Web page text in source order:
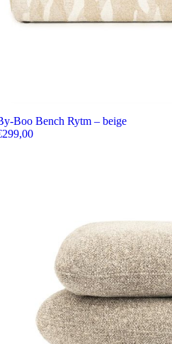
Boo Bench Rytm – beige
299,00